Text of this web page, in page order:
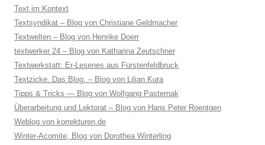
Text im Kontext
Textsyndikat – Blog von Christiane Geldmacher
Textwelten – Blog von Henrike Doerr
textwerker 24 – Blog von Katharina Zeutschner
Textwerkstatt: Er-Lesenes aus Fürstenfeldbruck
Textzicke. Das Blog. – Blog von Lilian Kura
Tipps & Tricks — Blog von Wolfgang Pasternak
Überarbeitung und Lektorat – Blog von Hans Peter Roentgen
Weblog von korrekturen.de
Winter-Acomite, Blog von Dorothea Winterling